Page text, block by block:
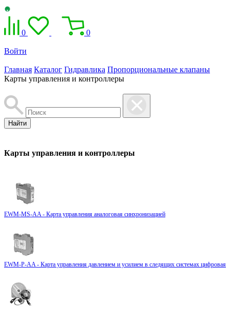
0 0
Войти
Главная Каталог Гидравлика Пропорциональные клапаны
Карты управления и контроллеры
Найти
Карты управления и контроллеры
EWM-MS-AA - Карта управления аналоговая синхронизацией
EWM-P-AA - Карта управления давлением и усилием в следящих системах цифровая